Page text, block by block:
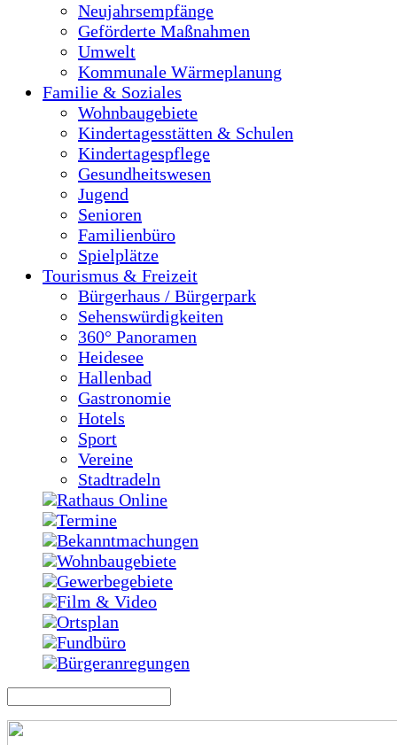
Neujahrsempfänge
Geförderte Maßnahmen
Umwelt
Kommunale Wärmeplanung
Familie & Soziales
Wohnbaugebiete
Kindertagesstätten & Schulen
Kindertagespflege
Gesundheitswesen
Jugend
Senioren
Familienbüro
Spielplätze
Tourismus & Freizeit
Bürgerhaus / Bürgerpark
Sehenswürdigkeiten
360° Panoramen
Heidesee
Hallenbad
Gastronomie
Hotels
Sport
Vereine
Stadtradeln
Rathaus Online
Termine
Bekanntmachungen
Wohnbaugebiete
Gewerbegebiete
Film & Video
Ortsplan
Fundbüro
Bürgeranregungen